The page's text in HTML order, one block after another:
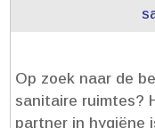
Op zoek naar de
sanitaire ruimtes?
partner in hygiëne